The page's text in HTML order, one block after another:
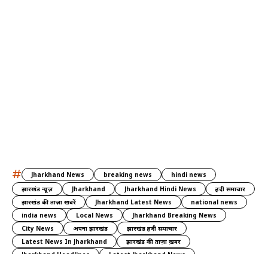
# Jharkhand News breaking news
hindi news
झारखंड न्यूज़
Jharkhand Jharkhand Hindi News
हिंदी समाचार
झारखंड की ताज़ा खबरें
Jharkhand Latest News
national news
india news
Local News
Jharkhand Breaking News
City News
अपना झारखंड
झारखंड हिंदी समाचार
Latest News In Jharkhand
झारखंड की ताज़ा ख़बर